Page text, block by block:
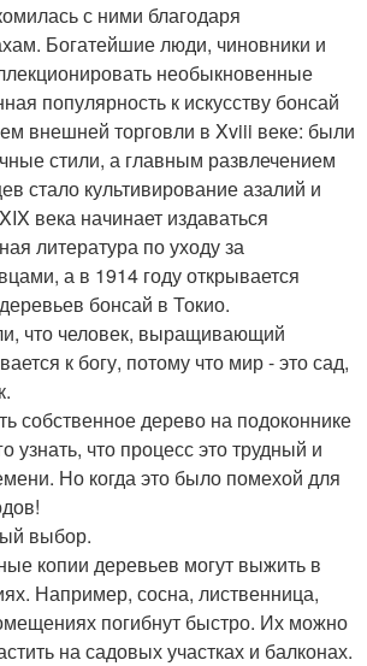
с ними благодаря
Богатейшие люди, чиновники и
необыкновенные
популярность к искусству бонсай
внешней торговли в Xviii веке: были
стили, а главным развлечением
стало культивирование азалий и
века начинает издаваться
литература по уходу за
а в 1914 году открывается
бонсай в Токио.
что человек, выращивающий
к богу, потому что мир - это сад,
собственное дерево на подоконнике
узнать, что процесс это трудный и
Но когда это было помехой для
выбор.
копии деревьев могут выжить в
Например, сосна, лиственница,
погибнут быстро. Их можно
на садовых участках и балконах.